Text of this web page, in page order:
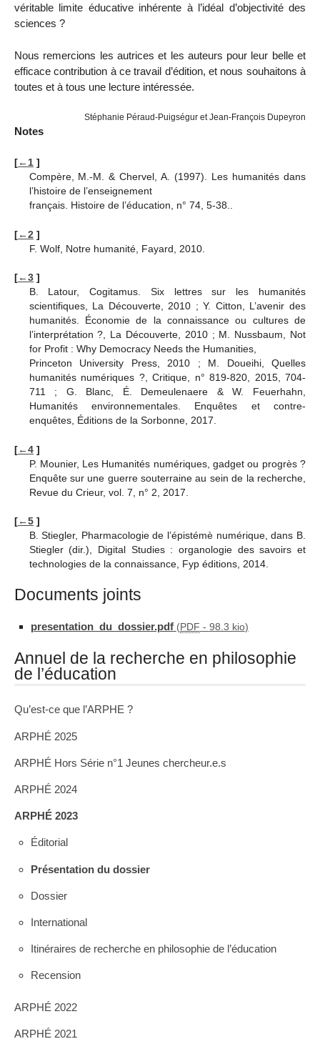
véritable limite éducative inhérente à l’idéal d’objectivité des
sciences ?
Nous remercions les autrices et les auteurs pour leur belle et
efficace contribution à ce travail d’édition, et nous souhaitons à
toutes et à tous une lecture intéressée.
Stéphanie Péraud-Puigségur et Jean-François Dupeyron
Notes
[ ←1 ]
Compère, M.-M. & Chervel, A. (1997). Les humanités dans
l’histoire de l’enseignement
français. Histoire de l’éducation, n° 74, 5-38..
[ ←2 ]
F. Wolf, Notre humanité, Fayard, 2010.
[ ←3 ]
B. Latour, Cogitamus. Six lettres sur les humanités
scientifiques, La Découverte, 2010 ; Y. Citton, L’avenir des
humanités. Économie de la connaissance ou cultures de
l’interprétation ?, La Découverte, 2010 ; M. Nussbaum, Not
for Profit : Why Democracy Needs the Humanities,
Princeton University Press, 2010 ; M. Doueihi, Quelles
humanités numériques ?, Critique, n° 819-820, 2015, 704-
711 ; G. Blanc, É. Demeulenaere & W. Feuerhahn,
Humanités environnementales. Enquêtes et contre-
enquêtes, Éditions de la Sorbonne, 2017.
[ ←4 ]
P. Mounier, Les Humanités numériques, gadget ou progrès ?
Enquête sur une guerre souterraine au sein de la recherche,
Revue du Crieur, vol. 7, n° 2, 2017.
[ ←5 ]
B. Stiegler, Pharmacologie de l’épistémè numérique, dans B.
Stiegler (dir.), Digital Studies : organologie des savoirs et
technologies de la connaissance, Fyp éditions, 2014.
Documents joints
presentation_du_dossier.pdf (PDF - 98.3 kio)
Annuel de la recherche en philosophie
de l’éducation
Qu’est-ce que l’ARPHE ?
ARPHÉ 2025
ARPHÉ Hors Série n°1 Jeunes chercheur.e.s
ARPHÉ 2024
ARPHÉ 2023
Éditorial
Présentation du dossier
Dossier
International
Itinéraires de recherche en philosophie de l’éducation
Recension
ARPHÉ 2022
ARPHÉ 2021